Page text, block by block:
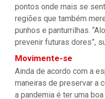
pontos onde mais se
regiões que também
punhos e panturrilhas.
prevenir futuras dores”,
Movimente-se
Ainda de acordo com a
maneiras de preservar a
a pandemia é ter uma